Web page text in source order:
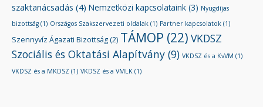
szaktanácsadás (4) Nemzetközi kapcsolataink (3) Nyugdíjas
bizottság (1) Országos Szakszervezeti oldalak (1) Partner kapcsolatok (1)
Szennyvíz Ágazati Bizottság (2) TÁMOP (22) VKDSZ
Szociális és Oktatási Alapítvány (9) VKDSZ és a KvVM (1)
VKDSZ és a MKDSZ (1) VKDSZ és a VMLK (1)